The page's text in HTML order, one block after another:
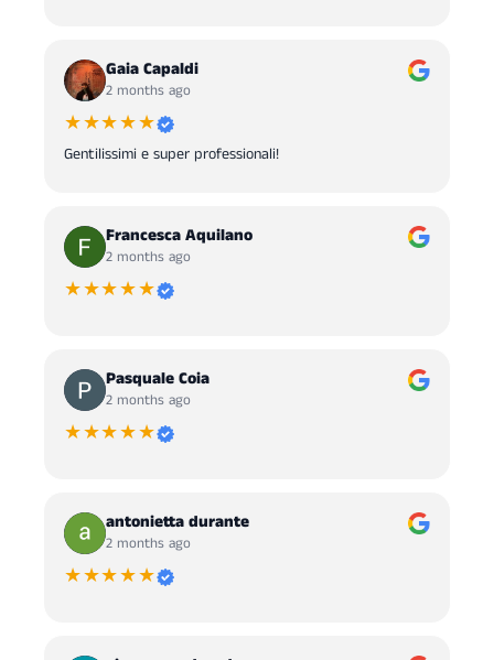
Gaia Capaldi
2 months ago
★★★★★
Gentilissimi e super professionali!
Francesca Aquilano
2 months ago
★★★★★
Pasquale Coia
2 months ago
★★★★★
antonietta durante
2 months ago
★★★★★